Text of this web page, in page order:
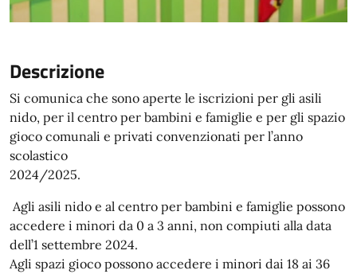
Descrizione
Si comunica che sono aperte le iscrizioni per gli asili
nido, per il centro per bambini e famiglie e per gli spazio
gioco comunali e privati convenzionati per l’anno
scolastico
2024/2025.
Agli asili nido e al centro per bambini e famiglie possono
accedere i minori da 0 a 3 anni, non compiuti alla data
dell’1 settembre 2024.
Agli spazi gioco possono accedere i minori dai 18 ai 36